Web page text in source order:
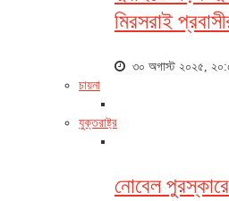
মিরসরাই
৩০ অগাস্ট ২০২৫,
চায়না
যুক্তরাষ্ট্র
নোবেল